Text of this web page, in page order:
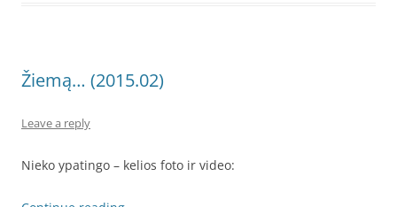
Žiemą… (2015.02)
Leave a reply
Nieko ypatingo – kelios foto ir video: